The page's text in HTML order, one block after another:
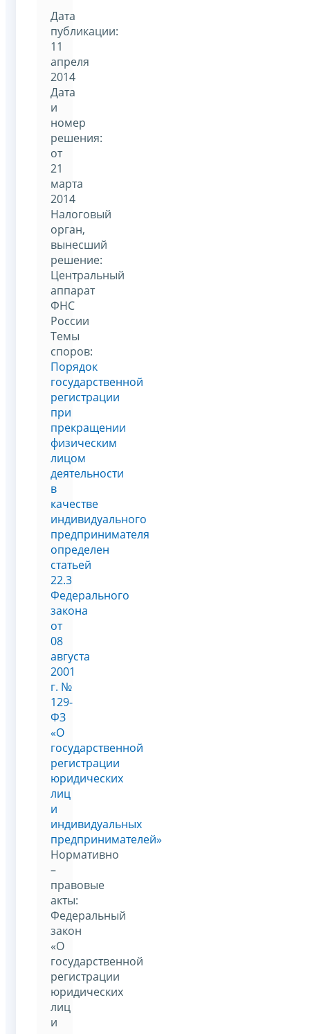
Дата
публикации:
11
апреля
2014
Дата
и
номер
решения:
от
21
марта
2014
Налоговый
орган,
вынесший
решение:
Центральный
аппарат
ФНС
России
Темы
споров:
Порядок
государственной
регистрации
при
прекращении
физическим
лицом
деятельности
в
качестве
индивидуального
предпринимателя
определен
статьей
22.3
Федерального
закона
от
08
августа
2001
г. №
129-
ФЗ
«О
государственной
регистрации
юридических
лиц
и
индивидуальных
предпринимателей»
Нормативно
–
правовые
акты:
Федеральный
закон
«О
государственной
регистрации
юридических
лиц
и